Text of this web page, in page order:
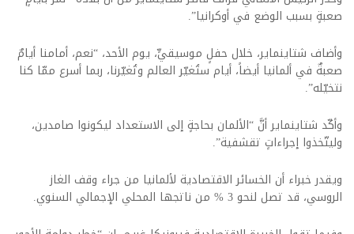
صعبةٍ بسبب الوضع في أوكرانيا”.
وأضاف شتاينماير، خلال حفلٍ موسيقيٍّ، يوم الأحد، “نعم، أمامنا أيامٌ
صعبةٌ في ألمانيا أيضاً، أيام ستُغيّر العالم وتُغيّرنا، ربما أسرع ممّا كنا
نتخيّله”.
وأكّد شتاينماير أنَّ “الألمان بحاجةٍ إلى الاستعداد ليكونوا صامدين،
وليتّخذوا إجراءاتٍ تقشفية”.
ويقدر خبراء أن الخسائر الاقتصادية لألمانيا من جراء وقف الغاز
الروسي، قد تصل لنحو 3 % من ناتجها المحلي الإجمالي السنوي.